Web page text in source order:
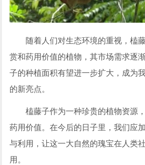
随着人们对生态环境的重视，榼
赏和药用价值的植物，其市场需求逐
子的种植面积有望进一步扩大，成为
的新亮点。
榼藤子作为一种珍贵的植物资源
药用价值。在今后的日子里，我们应
与利用，让这一大自然的瑰宝在人类
用。